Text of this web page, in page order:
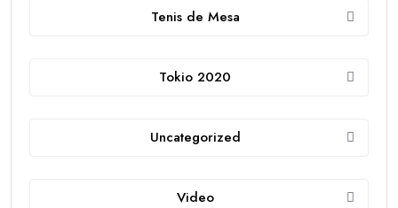
Tenis de Mesa
Tokio 2020
Uncategorized
Video